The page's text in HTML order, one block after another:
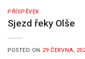
PŘÍSPĚVEK
Sjezd řeky Olše
POSTED ON 29 ČERVNA,